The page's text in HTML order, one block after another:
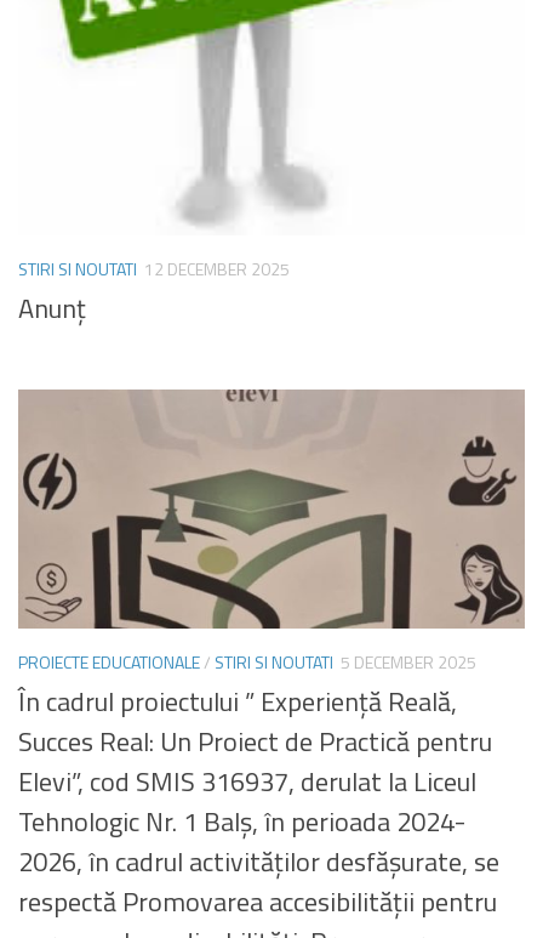
STIRI SI NOUTATI 12 DECEMBER 2025
Anunț
PROIECTE EDUCATIONALE/ STIRI SI NOUTATI 5 DECEMBER 2025
În cadrul proiectului ” Experiență Reală,
Succes Real: Un Proiect de Practică pentru
Elevi”, cod SMIS 316937, derulat la Liceul
Tehnologic Nr. 1 Balș, în perioada 2024-
2026, în cadrul activităților desfășurate, se
respectă Promovarea accesibilității pentru